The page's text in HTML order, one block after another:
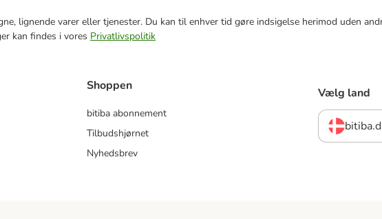
lignende varer eller tjenester. Du kan til enhver tid gøre indsigelse herimod uden
kan findes i vores Privatlivspolitik
Shoppen
bitiba abonnement
Tilbudshjørnet
Nyhedsbrev
Vælg land